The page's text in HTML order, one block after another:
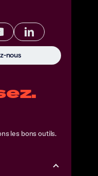
les bons outils.